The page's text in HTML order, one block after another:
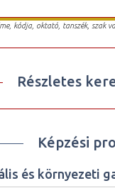
kódja, oktató, tanszék, szak
Részletes
Képzési
és környezeti